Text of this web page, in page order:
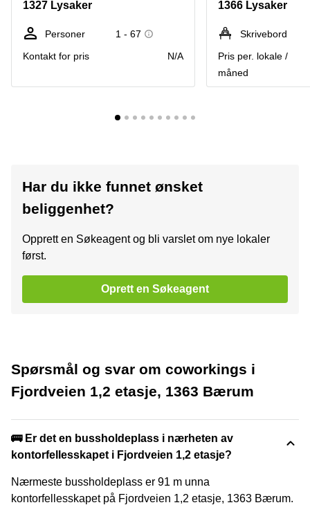
1327 Lysaker
Personer
1 - 67
Kontakt for pris
N/A
1366 Lysaker
Skrivebord
Pris per. lokale /
måned
Har du ikke funnet ønsket
beliggenhet?
Opprett en Søkeagent og bli varslet om nye lokaler
først.
Oprett en Søkeagent
Spørsmål og svar om coworkings i
Fjordveien 1,2 etasje, 1363 Bærum
🚌 Er det en bussholdeplass i nærheten av
kontorfellesskapet i Fjordveien 1,2 etasje?
Nærmeste bussholdeplass er 91 m unna
kontorfellesskapet på Fjordveien 1,2 etasje, 1363 Bærum.